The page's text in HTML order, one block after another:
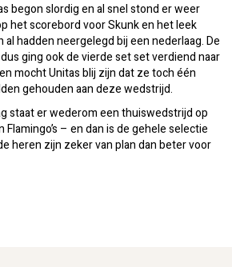
begon slordig en al snel stond er weer
het scorebord voor Skunk en het leek
hadden neergelegd bij een nederlaag. De
ging ook de vierde set set verdiend naar
mocht Unitas blij zijn dat ze toch één
gehouden aan deze wedstrijd.
staat er wederom een thuiswedstrijd op
– en dan is de gehele selectie
heren zijn zeker van plan dan beter voor